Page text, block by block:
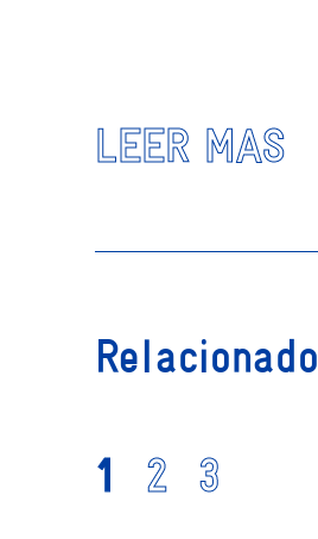
LEER MAS
Relacionado
1 2 3